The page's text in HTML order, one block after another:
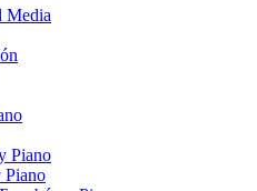
Media
Piano
Piano